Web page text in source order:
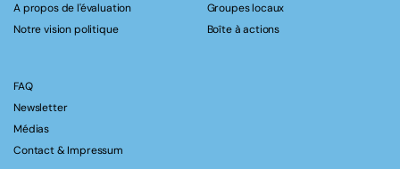
A propos de l'évaluation
Notre vision politique
Groupes locaux
Boîte à actions
FAQ
Newsletter
Médias
Contact & Impressum